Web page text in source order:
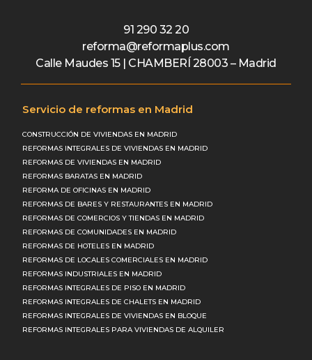
91 290 32 20
reforma@reformaplus.com
Calle Maudes 15 | CHAMBERÍ 28003 – Madrid
Servicio de reformas en Madrid
CONSTRUCCIÓN DE VIVIENDAS EN MADRID
REFORMAS INTEGRALES DE VIVIENDAS EN MADRID
REFORMAS DE VIVIENDAS EN MADRID
REFORMAS BARATAS EN MADRID
REFORMA DE OFICINAS EN MADRID
REFORMAS DE BARES Y RESTAURANTES EN MADRID
REFORMAS DE COMERCIOS Y TIENDAS EN MADRID
REFORMAS DE COMUNIDADES EN MADRID
REFORMAS DE HOTELES EN MADRID
REFORMAS DE LOCALES COMERCIALES EN MADRID
REFORMAS INDUSTRIALES EN MADRID
REFORMAS INTEGRALES DE PISO EN MADRID
REFORMAS INTEGRALES DE CHALETS EN MADRID
REFORMAS INTEGRALES DE VIVIENDAS EN BLOQUE
REFORMAS INTEGRALES PARA VIVIENDAS DE ALQUILER